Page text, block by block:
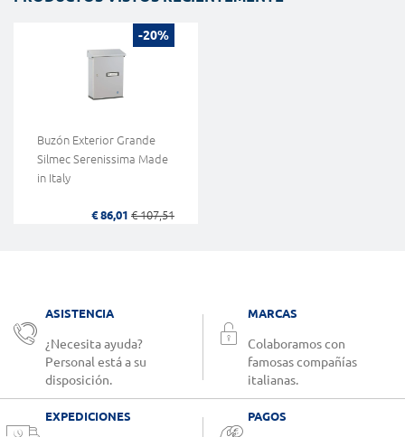
-20%
Buzón Exterior Grande
Silmec Serenissima Made
in Italy
€ 86,01 € 107,51
ASISTENCIA
¿Necesita ayuda?
Personal está a su
disposición.
MARCAS
Colaboramos con
famosas compañías
italianas.
EXPEDICIONES PAGOS